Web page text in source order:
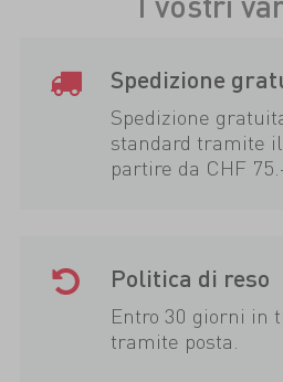
Spedizione
Spedizione
standard tramite
partire da CHF
Politica di reso
Entro 30 giorni in
tramite posta.